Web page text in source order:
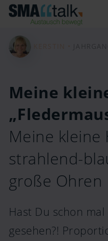
Meine
Meine
strahlend-
große Ohren
Hast Du schon
gesehen?!